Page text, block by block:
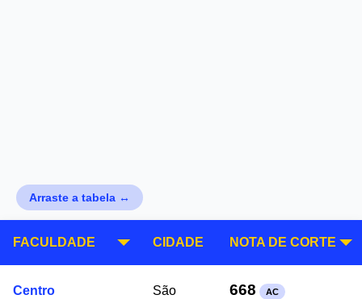
Arraste a tabela ↔
FACULDADE CIDADE NOTA DE CORTE
Centro
São
668 AC